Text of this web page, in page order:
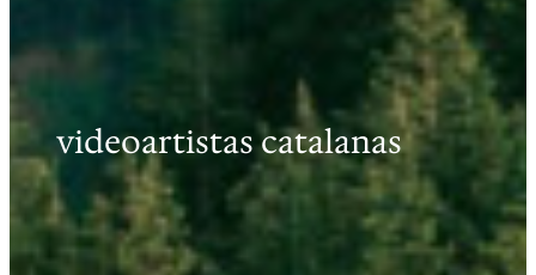
videoartistas catalanas